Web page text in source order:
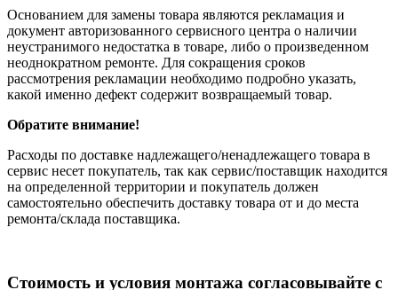
Основанием для замены товара являются рекламация и
документ авторизованного сервисного центра о наличии
неустранимого недостатка в товаре, либо о произведенном
неоднократном ремонте. Для сокращения сроков
рассмотрения рекламации необходимо подробно указать,
какой именно дефект содержит возвращаемый товар.
Обратите внимание!
Расходы по доставке надлежащего/ненадлежащего товара в
сервис несет покупатель, так как сервис/поставщик находится
на определенной территории и покупатель должен
самостоятельно обеспечить доставку товара от и до места
ремонта/склада поставщика.
Cтоимость и условия монтажа согласовывайте с